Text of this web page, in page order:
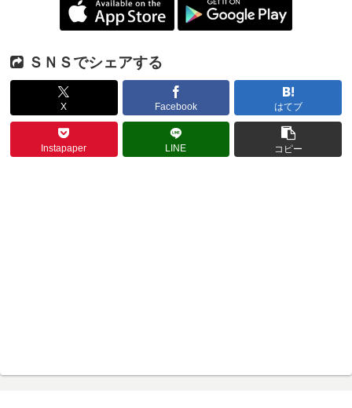
ＳＮＳでシェアする
X Facebook はてブ
Instapaper LINE コピー